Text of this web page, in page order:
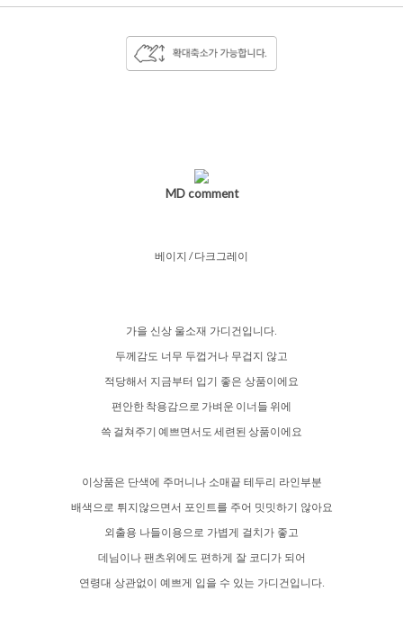
MD comment
베이지 / 다크그레이
가을 신상 울소재 가디건입니다.
두께감도 너무 두껍거나 무겁지 않고
적당해서 지금부터 입기 좋은 상품이에요
편안한 착용감으로 가벼운 이너들 위에
쓱 걸쳐주기 예쁘면서도 세련된 상품이에요
이상품은 단색에 주머니나 소매끝 테두리 라인부분
배색으로 튀지않으면서 포인트를 주어 밋밋하기 않아요
외출용 나들이용으로 가볍게 걸치가 좋고
데님이나 팬츠위에도 편하게 잘 코디가 되어
연령대 상관없이 예쁘게 입을 수 있는 가디건입니다.